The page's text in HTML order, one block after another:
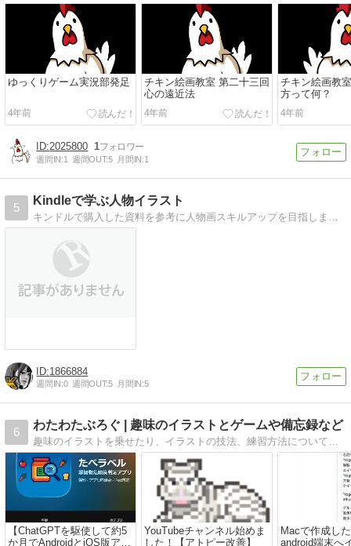
ゆっくりゲーム実況部発足
4年前
チキン絵画教室 第二十三回
心の遠近法
4年前
チキン絵画教
方って何？
4年前
2025800 1
週間IN:1 週間OUT:5 月間IN:1
5
Kindleで学ぶ人物イラスト
キンドルで購入した資料を参考に人物画スキルアップを目指します、クロッキー、デッサン、人物画に興味ある方は是非お越しください。
1866884
週間IN:0 週間OUT:5 月間IN:5
6
わたわたぶろぐ | 趣味のイラストとゲームや備忘録など
趣味のイラストを乗せたり、イラストの技法、練習方法について記事を書く予定です。
【ChatGPTを駆使して約5
か月でAndroidとiOS版アプ
YouTubeチャンネル始めま
した！【アトピー改善】
Macで作成し
android端末へ